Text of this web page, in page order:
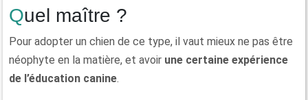
Quel maître ?
Pour adopter un chien de ce type, il vaut mieux ne pas être
néophyte en la matière, et avoir une certaine expérience
de l’éducation canine.